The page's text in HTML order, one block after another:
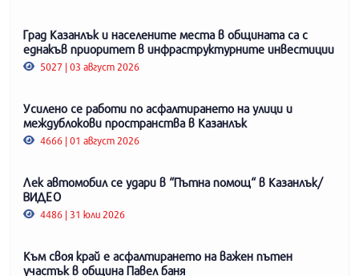
Град Казанлък и населените места в общината са с
еднакъв приоритет в инфраструктурните инвестиции
5027 | 03 август 2026
Усилено се работи по асфалтирането на улици и
междублокови пространства в Казанлък
4666 | 01 август 2026
Лек автомобил се удари в “Пътна помощ“ в Казанлък/
ВИДЕО
4486 | 31 юли 2026
Към своя край е асфалтирането на важен пътен
участък в община Павел баня